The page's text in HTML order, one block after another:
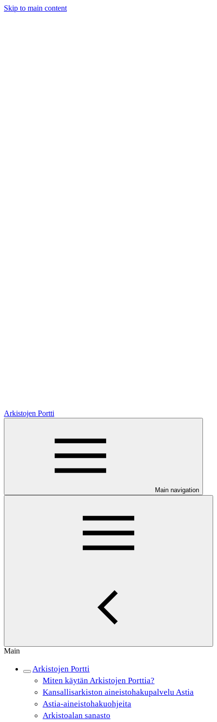
Skip to main content
Arkistojen Portti
Main navigation
Main
Arkistojen Portti
Miten käytän Arkistojen Porttia?
Kansallisarkiston aineistohakupalvelu Astia
Astia-aineistohakuohjeita
Arkistoalan sanasto